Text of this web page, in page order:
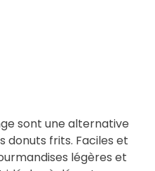
sont une alternative
donuts frits. Faciles et
légères et